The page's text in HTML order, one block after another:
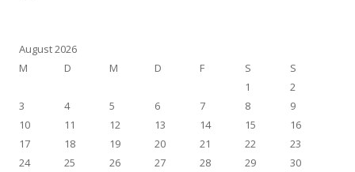
August 2026
M
D M D F S
S
1
2
3
4 5 6 7 8
9
10
11 12 13 14 15
16
17
18 19 20 21 22
23
24
25 26 27 28 29 30